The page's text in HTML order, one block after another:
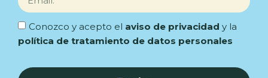
Conozco y acepto el aviso de privacidad y la
política de tratamiento de datos personales